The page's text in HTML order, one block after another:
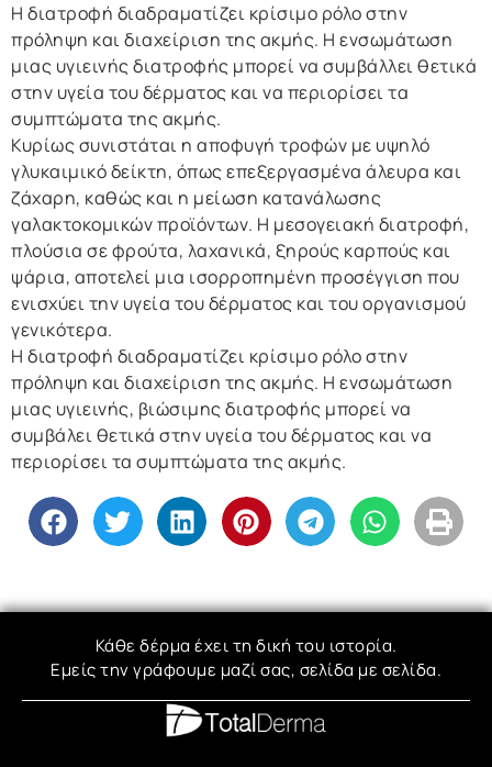
Η διατροφή διαδραματίζει κρίσιμο ρόλο στην
πρόληψη και διαχείριση της ακμής. Η ενσωμάτωση
μιας υγιεινής διατροφής μπορεί να συμβάλλει θετικά
στην υγεία του δέρματος και να περιορίσει τα
συμπτώματα της ακμής.
Κυρίως συνιστάται η αποφυγή τροφών με υψηλό
γλυκαιμικό δείκτη, όπως επεξεργασμένα άλευρα και
ζάχαρη, καθώς και η μείωση κατανάλωσης
γαλακτοκομικών προϊόντων. Η μεσογειακή διατροφή,
πλούσια σε φρούτα, λαχανικά, ξηρούς καρπούς και
ψάρια, αποτελεί μια ισορροπημένη προσέγγιση που
ενισχύει την υγεία του δέρματος και του οργανισμού
γενικότερα.
Η διατροφή διαδραματίζει κρίσιμο ρόλο στην
πρόληψη και διαχείριση της ακμής. Η ενσωμάτωση
μιας υγιεινής, βιώσιμης διατροφής μπορεί να
συμβάλει θετικά στην υγεία του δέρματος και να
περιορίσει τα συμπτώματα της ακμής.
Κάθε δέρμα έχει τη δική του ιστορία.
Εμείς την γράφουμε μαζί σας, σελίδα με σελίδα.